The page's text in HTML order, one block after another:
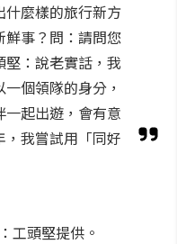
什麼樣的旅行新方
鮮事？問：請問您
堅：說老實話，我
個領隊的身分，
起出遊，會有意
我嘗試用「同好
工頭堅提供。